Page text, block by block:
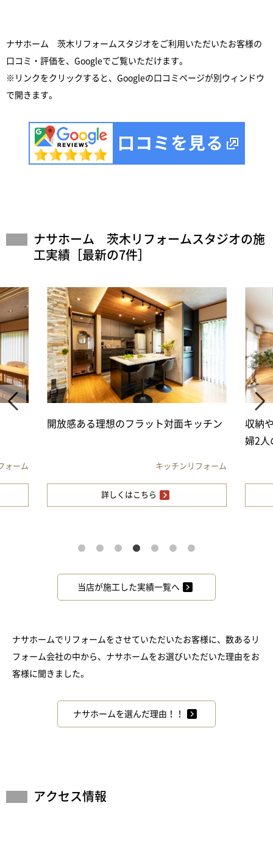
ナサホーム 茨木リフォームスタジオをご利用いただいたお客様の
口コミ・評価を、Googleでご覧いただけます。
※リンクをクリックすると、Googleの口コミページが別ウィンドウ
で開きます。
ナサホーム 茨木リフォームスタジオの施
工実績［最新の7件］
ォーム
開放感ある理想のフラット対面キッチン
キッチンリフォーム
詳しくはこちら
収納
婦2人
当店が施工した実績一覧へ
ナサホームでリフォームをさせていただいたお客様に、数あるリ
フォーム会社の中から、ナサホームをお選びいただいた理由をお
客様に聞きました。
ナサホームを選んだ理由！！
アクセス情報